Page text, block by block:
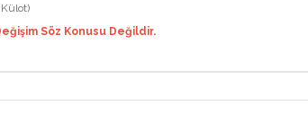
Söz Konusu Değildir.